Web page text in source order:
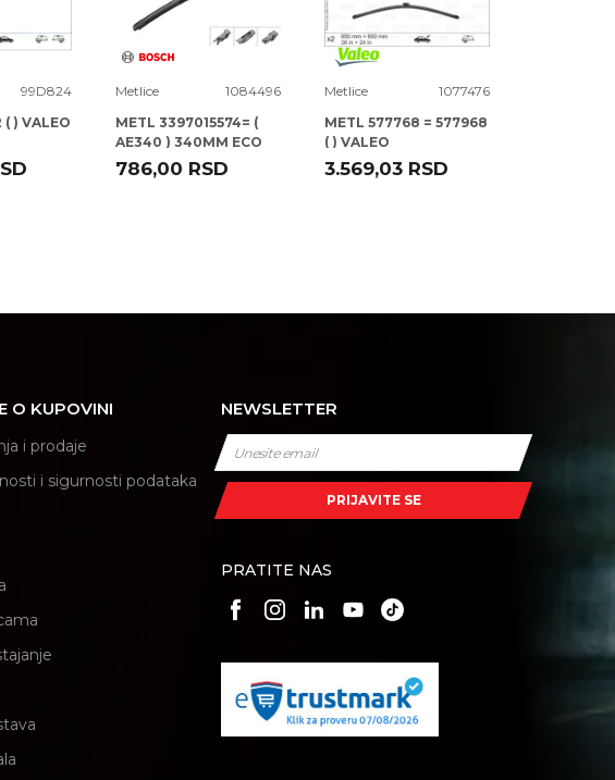
99D824
) VALEO
Metlice
1084496
METL 3397015574= (
AE340 ) 340MM ECO
AERO FLAT BOSCH
786,00 RSD
Metlice
1077476
METL 577768 = 577968
( ) VALEO
3.569,03 RSD
O KUPOVINI
i prodaje
i sigurnosti podataka
NEWSLETTER
PRIJAVITE SE
PRATITE NAS